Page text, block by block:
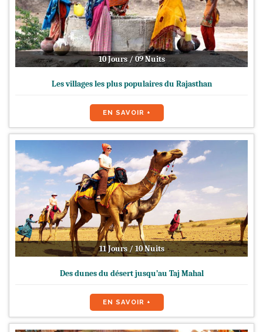
10 Jours / 09 Nuits
Les villages les plus populaires du Rajasthan
EN SAVOIR +
11 Jours / 10 Nuits
Des dunes du désert jusqu’au Taj Mahal
EN SAVOIR +